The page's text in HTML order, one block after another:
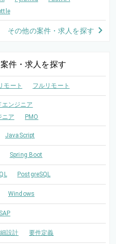
その他の案件・求人を探す
件・求人を探す
モート フルリモート
ンジニア
ニア
PMO
JavaScript
Spring Boot
PostgreSQL
Windows
SAP
設計 要件定義